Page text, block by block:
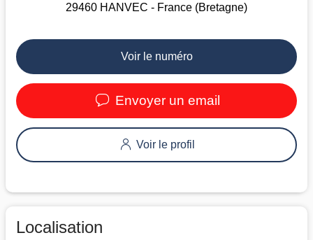
29460 HANVEC - France (Bretagne)
Voir le numéro
Envoyer un email
Voir le profil
Localisation